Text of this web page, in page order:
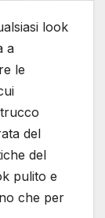
look
a
le
del
del
pulito e
che per